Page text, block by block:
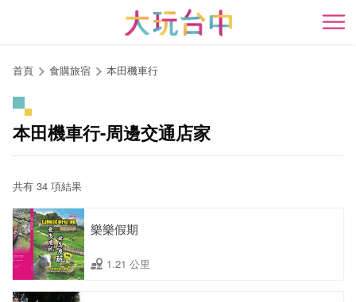
開
首頁 食購旅宿 本田機車行
本田機車行-周邊交通店家
共有 34 項結果
樂樂假期
1.21 公里